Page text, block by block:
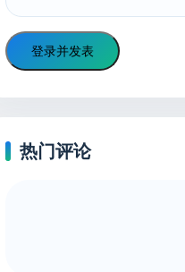
登录并发表
热门评论